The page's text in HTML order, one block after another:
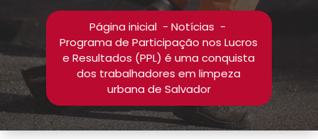
Página inicial- Notícias -
Programa de Participação nos Lucros
e Resultados (PPL) é uma conquista
dos trabalhadores em limpeza
urbana de Salvador